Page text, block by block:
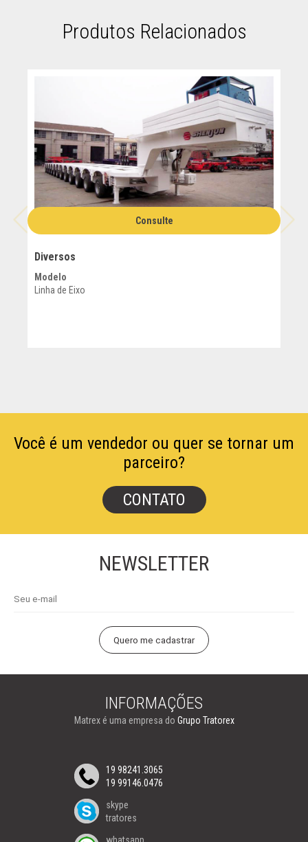
Produtos Relacionados
Consulte
Diversos
Modelo
Linha de Eixo
Você é um vendedor ou quer se tornar um
parceiro?
CONTATO
NEWSLETTER
INFORMAÇÕES
Matrex é uma empresa do Grupo Tratorex
19 98241.3065
19 99146.0476
skype
tratores